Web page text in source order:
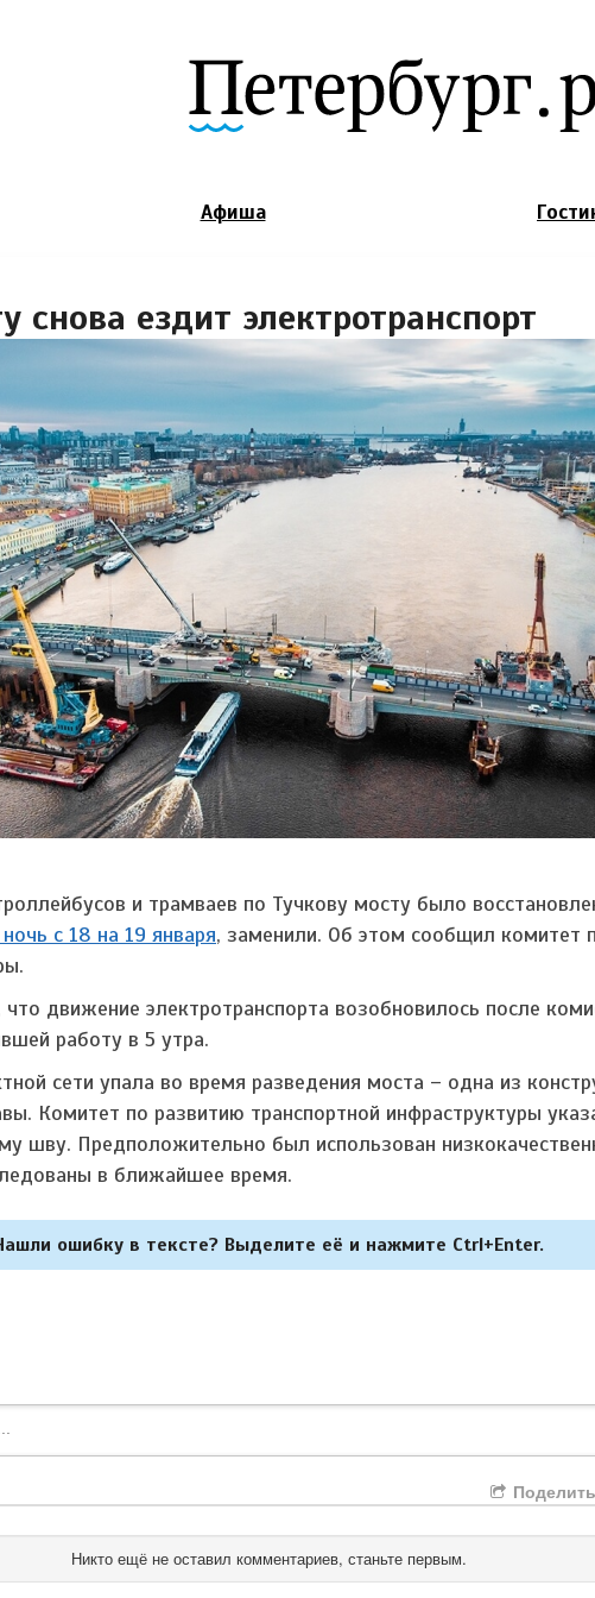
Афиша
снова ездит электротранспорт
и трамваев по Тучкову мосту было
с 18 на 19 января, заменили. Об этом сообщил комитет
движение электротранспорта возобновилось после
работу в 5 утра.
сети упала во время разведения моста – одна из
Комитет по развитию транспортной инфраструктуры
шву. Предположительно был использован
в ближайшее время.
ошибку в тексте? Выделите её и нажмите Ctrl+Enter.
Никто ещё не оставил комментариев, станьте первым.